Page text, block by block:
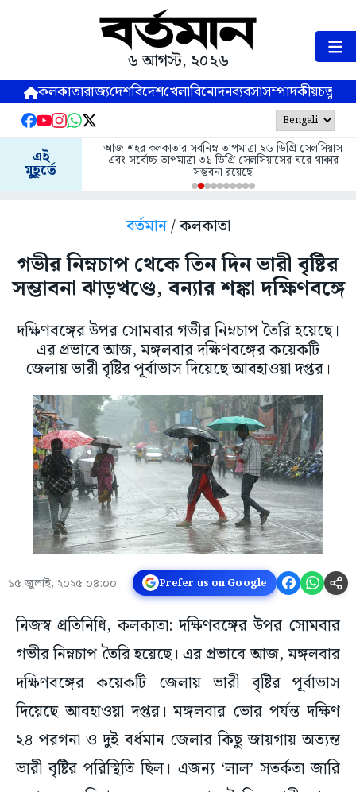
৬ আগস্ট, ২০২৬
কলকাতারাজ্যদেশবিদেশখেলাবিনোদনব্যবসাসম্পাদকীয়
এই
মুহূর্তে
আজ শহর কলকাতার সর্বনিম্ন তাপমাত্রা ২৬ ডিগ্রি সেলসিয়াস
এবং সর্বোচ্চ তাপমাত্রা ৩১ ডিগ্রি সেলসিয়াসের ঘরে থাকার
সম্ভবনা রয়েছে
বর্তমান/ কলকাতা
গভীর নিম্নচাপ থেকে তিন দিন ভারী বৃষ্টির
সম্ভাবনা ঝাড়খণ্ডে, বন্যার শঙ্কা দক্ষিণবঙ্গে
দক্ষিণবঙ্গের উপর সোমবার গভীর নিম্নচাপ তৈরি হয়েছে।
এর প্রভাবে আজ, মঙ্গলবার দক্ষিণবঙ্গের কয়েকটি
জেলায় ভারী বৃষ্টির পূর্বাভাস দিয়েছে আবহাওয়া দপ্তর।
১৫ জুলাই, ২০২৫ ০৪:০০ Prefer us on Google
নিজস্ব প্রতিনিধি, কলকাতা: দক্ষিণবঙ্গের উপর সোমবার
গভীর নিম্নচাপ তৈরি হয়েছে। এর প্রভাবে আজ, মঙ্গলবার
দক্ষিণবঙ্গের কয়েকটি জেলায় ভারী বৃষ্টির পূর্বাভাস
দিয়েছে আবহাওয়া দপ্তর। মঙ্গলবার ভোর পর্যন্ত দক্ষিণ
২৪ পরগনা ও দুই বর্ধমান জেলার কিছু জায়গায় অত্যন্ত
ভারী বৃষ্টির পরিস্থিতি ছিল। এজন্য ‘লাল’ সতর্কতা জারি